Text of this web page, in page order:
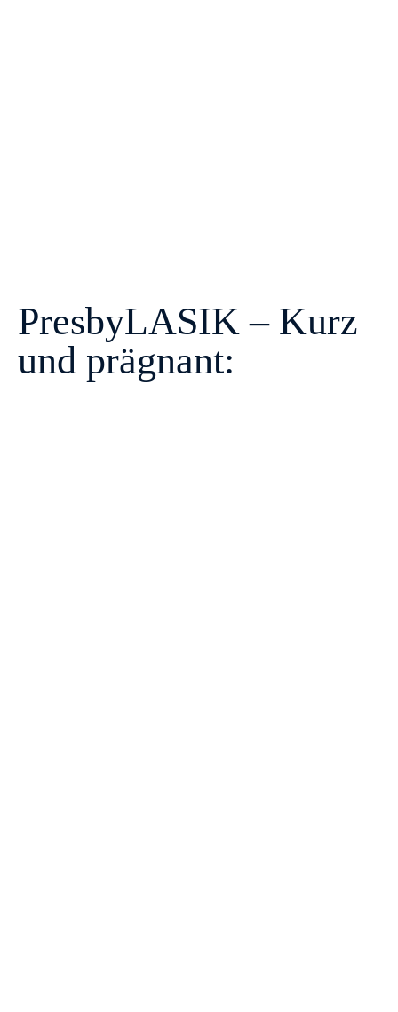
PresbyLASIK – Kurz
und prägnant: